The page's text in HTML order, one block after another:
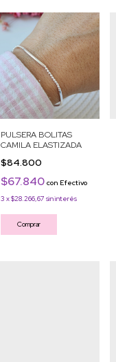
PULSERA BOLITAS
CAMILA ELASTIZADA
$84.800
$67.840 con Efectivo
3 x$28.266,67 sin interés
Comprar